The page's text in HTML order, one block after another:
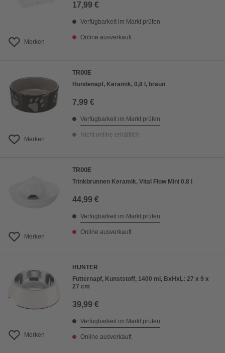
Merken
17,99 €
Verfügbarkeit im Markt prüfen
Online ausverkauft
Merken
TRIXIE
Hundenapf, Keramik, 0,8 l, braun
7,99 €
Verfügbarkeit im Markt prüfen
Nicht online erhältlich
Merken
TRIXIE
Trinkbrunnen Keramik, Vital Flow Mini 0,8 l
44,99 €
Verfügbarkeit im Markt prüfen
Online ausverkauft
Merken
HUNTER
Futternapf, Kunststoff, 1400 ml, BxHxL: 27 x 9 x
27 cm
39,99 €
Verfügbarkeit im Markt prüfen
Online ausverkauft